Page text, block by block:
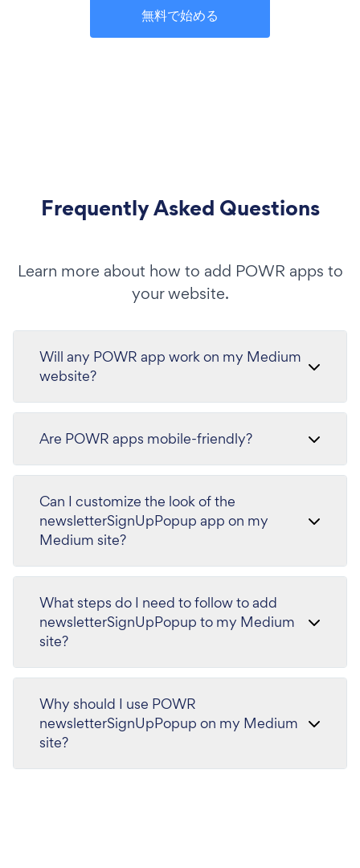
無料で始める
Frequently Asked Questions
Learn more about how to add POWR apps to
your website.
Will any POWR app work on my Medium
website?
Are POWR apps mobile-friendly?
Can I customize the look of the
newsletterSignUpPopup app on my
Medium site?
What steps do I need to follow to add
newsletterSignUpPopup to my Medium
site?
Why should I use POWR
newsletterSignUpPopup on my Medium
site?